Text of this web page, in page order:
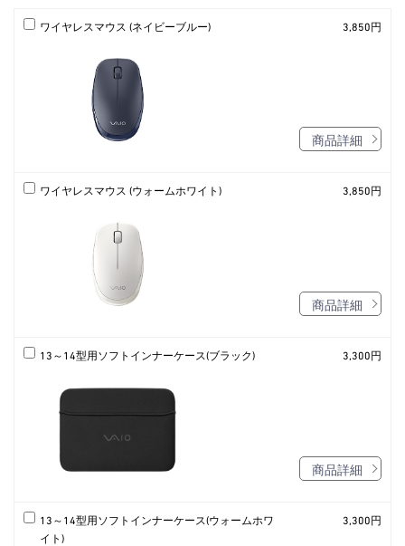
ワイヤレスマウス (ネイビーブルー) 3,850円
商品詳細
ワイヤレスマウス (ウォームホワイト) 3,850円
商品詳細
13～14型用ソフトインナーケース(ブラック) 3,300円
商品詳細
13～14型用ソフトインナーケース(ウォームホワ
イト)
3,300円